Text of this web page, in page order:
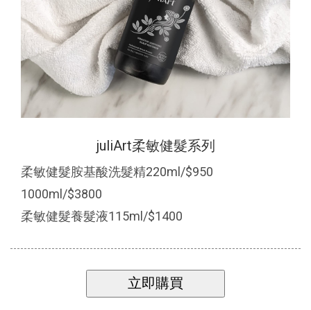
juliArt柔敏健髮系列
柔敏健髮胺基酸洗髮精220ml/$950
1000ml/$3800
柔敏健髮養髮液115ml/$1400